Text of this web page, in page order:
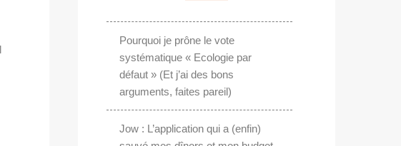
Pourquoi je prône le vote
systématique « Ecologie par
défaut » (Et j’ai des bons
arguments, faites pareil)
Jow : L’application qui a (enfin)